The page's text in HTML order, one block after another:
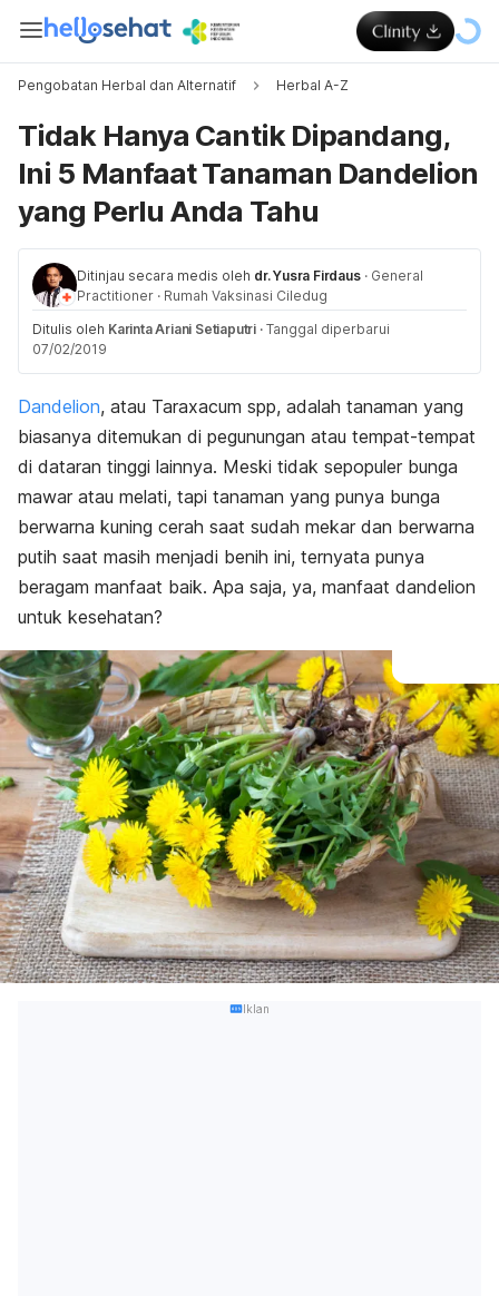
Pengobatan Herbal dan Alternatif Herbal A-Z
Tidak Hanya Cantik Dipandang,
Ini 5 Manfaat Tanaman Dandelion
yang Perlu Anda Tahu
Ditinjau secara medis oleh dr. Yusra Firdaus · General
Practitioner · Rumah Vaksinasi Ciledug
Ditulis oleh Karinta Ariani Setiaputri · Tanggal diperbarui
07/02/2019
Dandelion, atau Taraxacum spp, adalah tanaman yang
biasanya ditemukan di pegunungan atau tempat-tempat
di dataran tinggi lainnya. Meski tidak sepopuler bunga
mawar atau melati, tapi tanaman yang punya bunga
berwarna kuning cerah saat sudah mekar dan berwarna
putih saat masih menjadi benih ini, ternyata punya
beragam manfaat baik. Apa saja, ya, manfaat dandelion
untuk kesehatan?
Iklan